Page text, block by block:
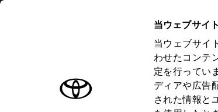
当ウェブサイ
当ウェブサイ
わせたコンテ
定を行ってい
ディアや広告
された情報と
オーナーサポート トピック
トヨタ認定中古車